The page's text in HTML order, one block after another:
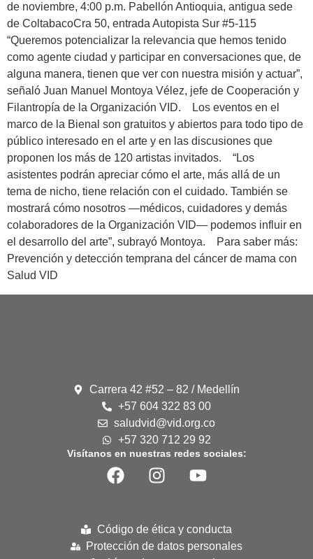
de noviembre, 4:00 p.m. Pabellón Antioquia, antigua sede
de ColtabacoCra 50, entrada Autopista Sur #5-115
“Queremos potencializar la relevancia que hemos tenido
como agente ciudad y participar en conversaciones que, de
alguna manera, tienen que ver con nuestra misión y actuar”,
señaló Juan Manuel Montoya Vélez, jefe de Cooperación y
Filantropía de la Organización VID. Los eventos en el
marco de la Bienal son gratuitos y abiertos para todo tipo de
público interesado en el arte y en las discusiones que
proponen los más de 120 artistas invitados. “Los
asistentes podrán apreciar cómo el arte, más allá de un
tema de nicho, tiene relación con el cuidado. También se
mostrará cómo nosotros —médicos, cuidadores y demás
colaboradores de la Organización VID— podemos influir en
el desarrollo del arte”, subrayó Montoya. Para saber más:
Prevención y detección temprana del cáncer de mama con
Salud VID
Carrera 42 #52 – 82 / Medellín
+57 604 322 83 00
saludvid@vid.org.co
+57 320 712 29 92
Visítanos en nuestras redes sociales:
Código de ética y conducta
Protección de datos personales